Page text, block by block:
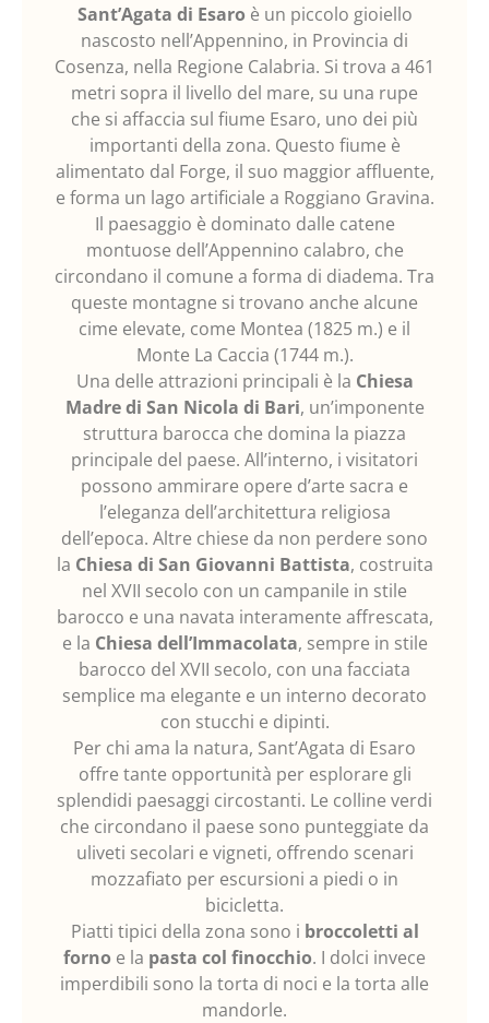
Sant’Agata di Esaro è un piccolo gioiello
nascosto nell’Appennino, in Provincia di
Cosenza, nella Regione Calabria. Si trova a 461
metri sopra il livello del mare, su una rupe
che si affaccia sul fiume Esaro, uno dei più
importanti della zona. Questo fiume è
alimentato dal Forge, il suo maggior affluente,
e forma un lago artificiale a Roggiano Gravina.
Il paesaggio è dominato dalle catene
montuose dell’Appennino calabro, che
circondano il comune a forma di diadema. Tra
queste montagne si trovano anche alcune
cime elevate, come Montea (1825 m.) e il
Monte La Caccia (1744 m.).
Una delle attrazioni principali è la Chiesa
Madre di San Nicola di Bari, un’imponente
struttura barocca che domina la piazza
principale del paese. All’interno, i visitatori
possono ammirare opere d’arte sacra e
l’eleganza dell’architettura religiosa
dell’epoca. Altre chiese da non perdere sono
la Chiesa di San Giovanni Battista, costruita
nel XVII secolo con un campanile in stile
barocco e una navata interamente affrescata,
e la Chiesa dell’Immacolata, sempre in stile
barocco del XVII secolo, con una facciata
semplice ma elegante e un interno decorato
con stucchi e dipinti.
Per chi ama la natura, Sant’Agata di Esaro
offre tante opportunità per esplorare gli
splendidi paesaggi circostanti. Le colline verdi
che circondano il paese sono punteggiate da
uliveti secolari e vigneti, offrendo scenari
mozzafiato per escursioni a piedi o in
bicicletta.
Piatti tipici della zona sono i broccoletti al
forno e la pasta col finocchio. I dolci invece
imperdibili sono la torta di noci e la torta alle
mandorle.